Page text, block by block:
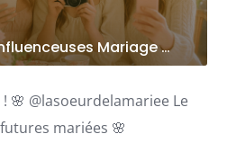
Mariage …
🌸 @lasoeurdelamariee Le
mariées 🌸